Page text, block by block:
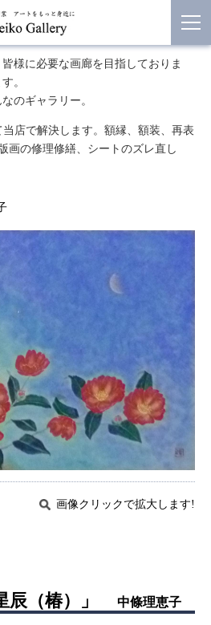
様に必要な画廊を目指しておりま
。
のギャラリー。
店で解決します。額縁、額装、再表
画の修理修繕、シートのズレ直し
画像クリックで拡大します!
（椿）」 中條理恵子